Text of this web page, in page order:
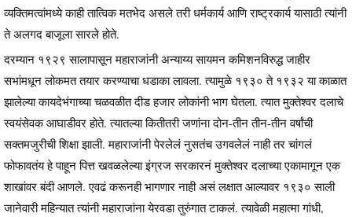
व्यक्तिमत्वांमध्ये काही तात्विक मतभेद असले तरी धर्मकार्य आणि राष्ट्रकार्य यासाठी त्यांनी
ते अलगद बाजूला सारले होते.
दरम्यान १९२९ सालापासून महाराजांनी अन्याय्य सायमन कमिशनविरुद्ध जाहीर
सभांमधून लोकमत तयार करण्याचा धडाका लावला. त्यामुळे १९३० ते १९३२ या काळात
झालेल्या कायदेभंगाच्या चळवळीत दीड हजार लोकांनी भाग घेतला. त्यात मुक्तेश्वर दलाचे
स्वयंसेवक आघाडीवर होते. त्यातल्या कितीतरी जणांना दोन-तीन तीन-तीन वर्षांची
सक्तमजुरीची शिक्षा झाली. महाराजांनी पेरलेलं नुसतंच उगवलेलं नाही तर चांगलं
फोफावतंय हे पाहून पित्त खवळलेल्या इंग्रज सरकारनं मुक्तेश्वर दलाच्या एकामागून एक
शाखांवर बंदी आणले. एवढं करूनही भागणार नाही असं लक्षात आल्यावर १९३० साली
जानेवारी महिन्यात त्यांनी महाराजांना येरवडा तुरुंगात टाकलं. त्यावेळी महात्मा गांधी,